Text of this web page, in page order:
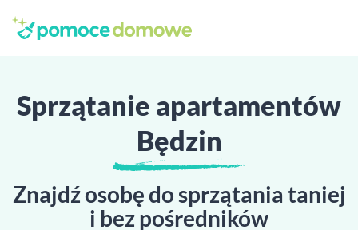
Sprzątanie apartamentów
Będzin
Znajdź osobę do sprzątania taniej
i bez pośredników